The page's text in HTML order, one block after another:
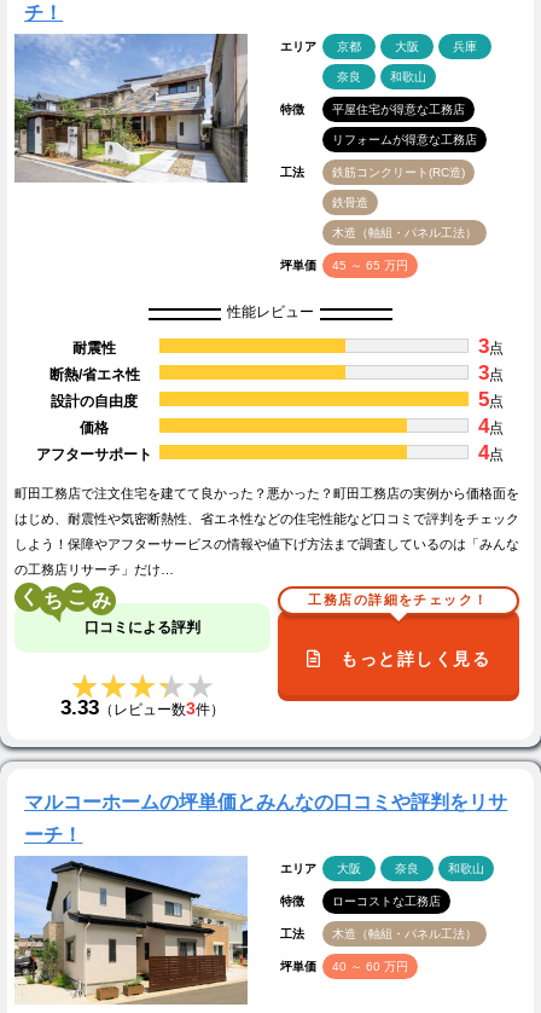
チ！
エリア 京都 大阪 兵庫
奈良 和歌山
特徴 平屋住宅が得意な工務店
リフォームが得意な工務店
工法 鉄筋コンクリート(RC造)
鉄骨造
木造（軸組・パネル工法）
坪単価 45 ～ 65 万円
性能レビュー
耐震性 3点
断熱/省エネ性
3点
設計の自由度
5点
価格
4点
アフターサポート
4点
町田工務店で注文住宅を建てて良かった？悪かった？町田工務店の実例から価格面を
はじめ、耐震性や気密断熱性、省エネ性などの住宅性能など口コミで評判をチェック
しよう！保障やアフターサービスの情報や値下げ方法まで調査しているのは「みんな
の工務店リサーチ」だけ…
く こ
口コミによる評判
★★★★★
★★★★★
3.33 （レビュー数3件）
工務店の詳細をチェック！
もっと詳しく見る
マルコーホームの坪単価とみんなの口コミや評判をリサ
ーチ！
エリア 大阪 奈良 和歌山
特徴 ローコストな工務店
工法 木造（軸組・パネル工法）
坪単価 40 ～ 60 万円